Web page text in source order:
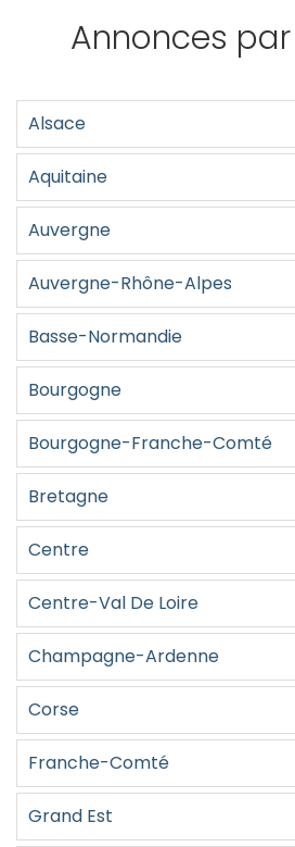
Annonces
Alsace
Aquitaine
Auvergne
Auvergne-Rhône-Alpes
Basse-Normandie
Bourgogne
Bourgogne-Franche-Comté
Bretagne
Centre
Centre-Val De Loire
Champagne-Ardenne
Corse
Franche-Comté
Grand Est